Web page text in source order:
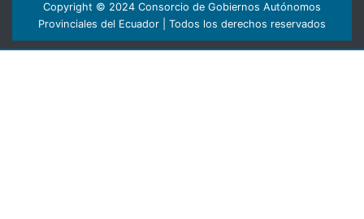
Copyright © 2024 Consorcio de Gobiernos Autónomos
Provinciales del Ecuador | Todos los derechos reservados